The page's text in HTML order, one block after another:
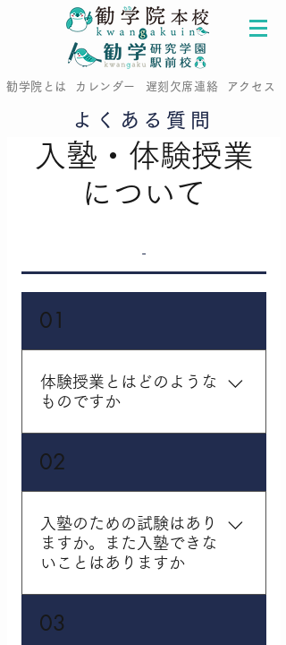
ボタン
ボタン
勧学院とは カレンダー 遅刻欠席連絡 アクセス
よくある質問
入塾・体験授業
について
-
01
体験授業とはどのような
ものですか
入塾後と同じ担当・教
科・時間・時間帯で授業
を行うもの、もう一つは
入塾後の担当・時間・時
間帯関係なくお試しで体
験授業をするものの2種類
業を行う流れとなりま
02
入塾のための試験はあり
ますか。また入塾できな
いことはありますか
入塾の試験は行っており
ません。どなたでも入塾
03